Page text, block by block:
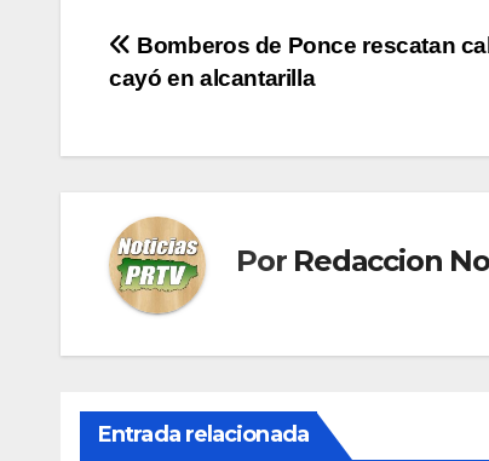
Navegación
de
entradas
Bomberos de Ponce rescatan
cayó en alcantarilla
Por Redaccion
Entrada relacionada